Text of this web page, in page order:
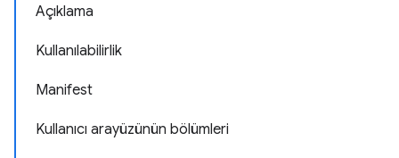
Açıklama
Kullanılabilirlik
Manifest
Kullanıcı arayüzünün bölümleri